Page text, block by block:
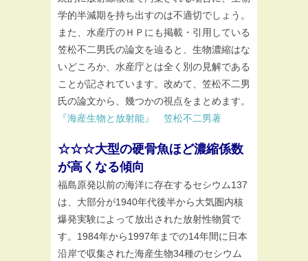
学的半減期を持ち出すのは不適切でしょう。
また、水産庁のＨＰにも掲載・引用している
笠松不二男氏の論文を辿ると、生物濃縮はな
いどころか、水産庁とは全く別の見解である
ことが記されています。改めて、笠松不二男
氏の論文から、幾つかの視点をまとめます。
『海産生物と放射能』 笠松不二男著
☆☆☆大型の硬骨魚ほど濃縮係数
が高くなる傾向
福島原発以前の海洋に存在するセシウム137
は、大部分が1940年代後半から大気圏内核
爆発実験によって放出された放射性物質で
す。1984年から1997年までの14年間に日本
沿岸で収集された海産生物34種のセシウム